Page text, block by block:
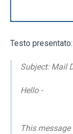
Testo presentato:
Subject: Mail
Hello -
This